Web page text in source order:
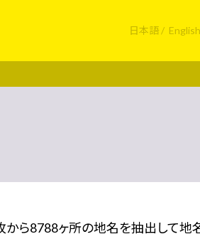
日本語 English
から8788ヶ所の地名を抽出して地